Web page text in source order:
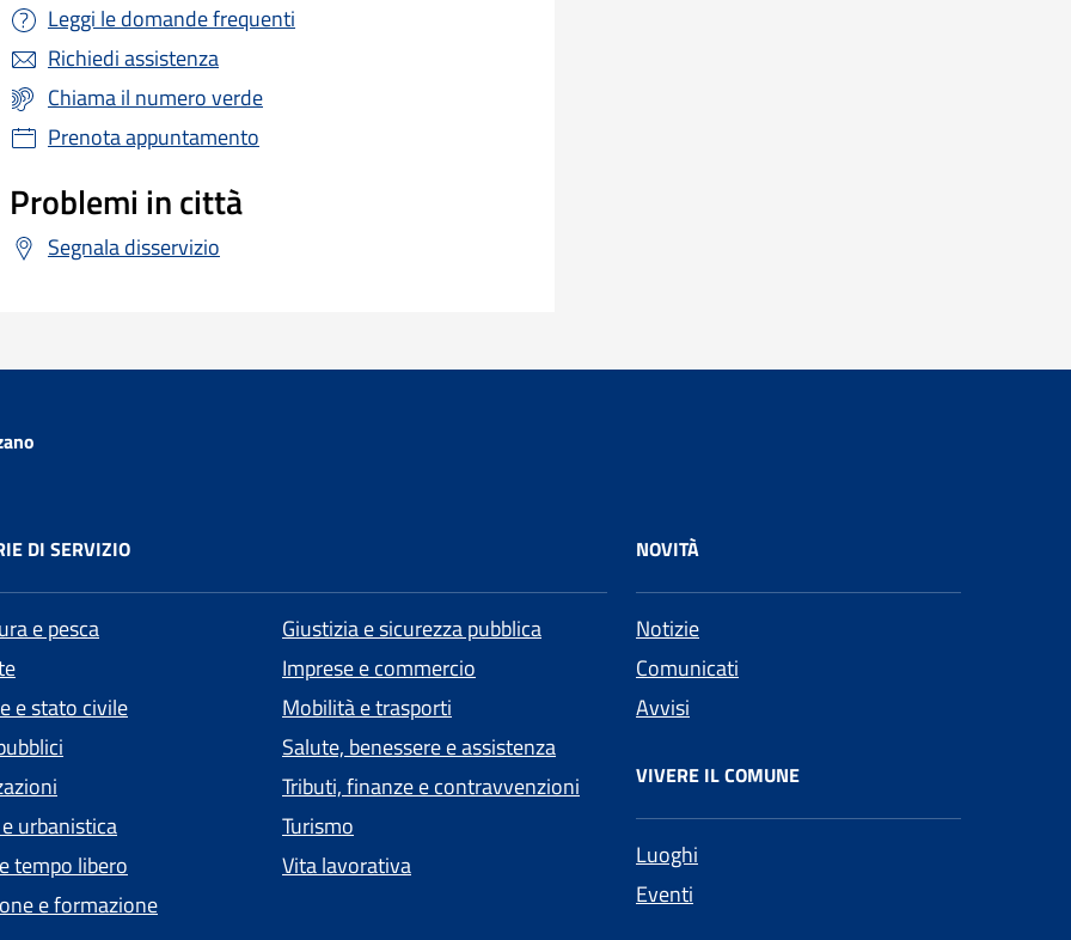
Leggi le domande frequenti
Richiedi assistenza
Chiama il numero verde
Prenota appuntamento
Problemi in città
Segnala disservizio
DI SERVIZIO
e pesca
e stato civile
urbanistica
tempo libero
e formazione
Giustizia e sicurezza pubblica
Imprese e commercio
Mobilità e trasporti
Salute, benessere e assistenza
Tributi, finanze e contravvenzioni
Turismo
Vita lavorativa
NOVITÀ
Notizie
Comunicati
Avvisi
VIVERE IL COMUNE
Luoghi
Eventi